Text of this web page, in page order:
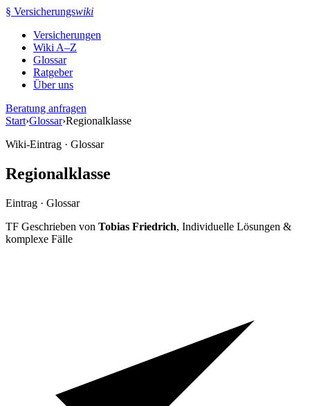
Zum
springen
§ Versicherungswiki
Versicherungen
Wiki A–Z
Glossar
Ratgeber
Über uns
Beratung anfragen
Start›Glossar›Regionalklasse
Wiki-Eintrag · Glossar
Regionalklasse
Eintrag · Glossar
TF Geschrieben von Tobias Friedrich, Individuelle Lösungen &
komplexe Fälle